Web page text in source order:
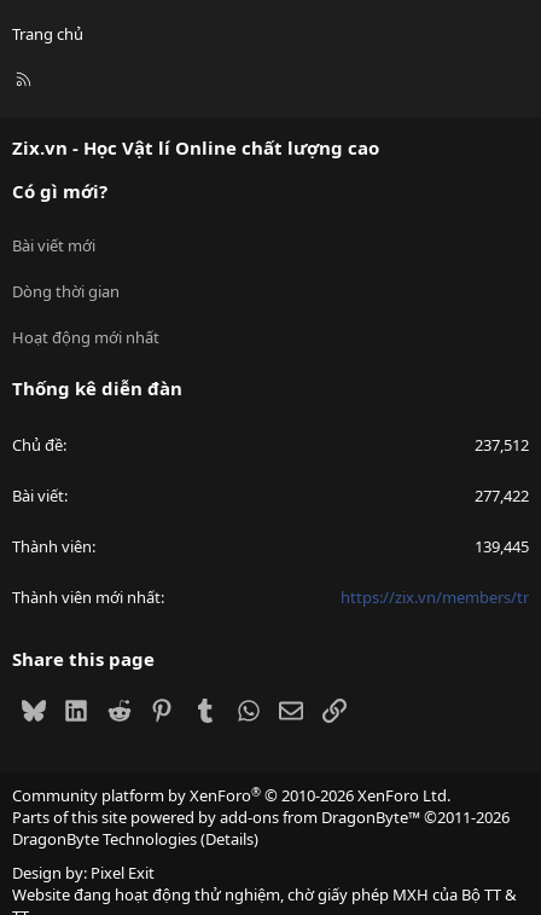
Trang chủ
R
Zix.vn - Học Vật lí Online chất lượng cao
Có gì mới?
Bài viết mới
Dòng thời gian
Hoạt động mới nhất
Thống kê diễn đàn
Chủ đề 237,512
Bài viết 277,422
Thành viên 139,445
Thành viên mới nhất https://zix.vn/members/tr
Share this page
BlueskyLinkedIn
Reddit PinterestTumblrWhatsApp
EmailLink
Community platform by XenForo® © 2010-2026 XenForo Ltd.
Parts of this site powered byadd-ons from DragonByte™©2011-2026
DragonByte Technologies(Details)
Design by: Pixel Exit
Website đang hoạt động thử nghiệm, chờ giấy phép MXH của Bộ TT &